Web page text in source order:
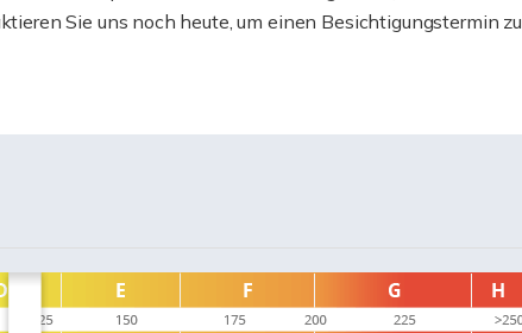
Sie uns noch heute, um einen Besichtigungstermin zu